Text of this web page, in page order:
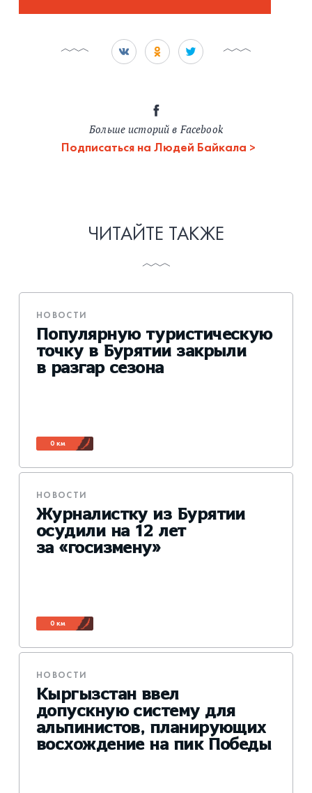
Больше историй в Facebook
Подписаться на Людей Байкала
ЧИТАЙТЕ ТАКЖЕ
НОВОСТИ
Популярную туристическую
точку в Бурятии закрыли
в разгар сезона
0 км
НОВОСТИ
Журналистку из Бурятии
осудили на 12 лет
за «госизмену»
0 км
НОВОСТИ
Кыргызстан ввел
допускную систему для
альпинистов, планирующих
восхождение на пик Победы